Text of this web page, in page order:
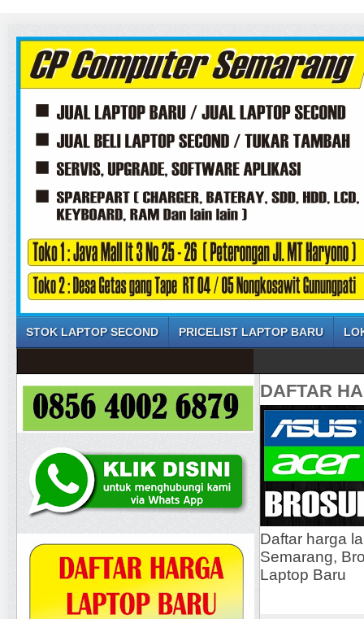
STOK LAPTOP SECOND PRICELIST LAPTOP BARU
DAFTAR
Daftar harga
Semarang,
Laptop Baru